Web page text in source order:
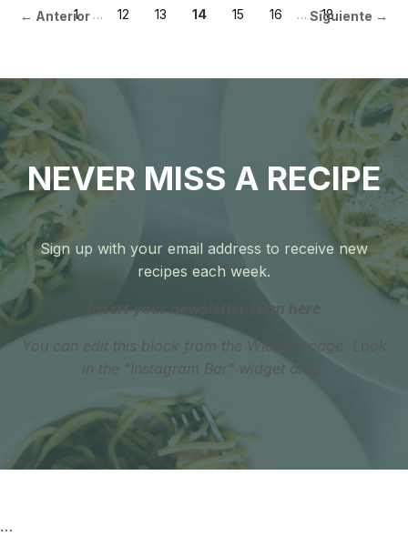
← Anterior
1 … 12 13 14 15 16 … 18
Siguiente →
NEVER MISS A RECIPE
Sign up with your email address to receive new
recipes each week.
Insert your newsletter form here
You can edit this block from the Widgets page. Look
in the "Instagram Bar" widget area.
…